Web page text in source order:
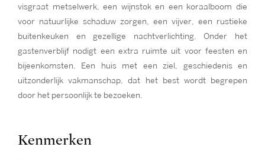
visgraat metselwerk, een wijnstok en een koraalboom die
voor natuurlijke schaduw zorgen, een vijver, een rustieke
buitenkeuken en gezellige nachtverlichting. Onder het
gastenverblijf nodigt een extra ruimte uit voor feesten en
bijeenkomsten. Een huis met een ziel, geschiedenis en
uitzonderlijk vakmanschap, dat het best wordt begrepen
door het persoonlijk te bezoeken.
Kenmerken